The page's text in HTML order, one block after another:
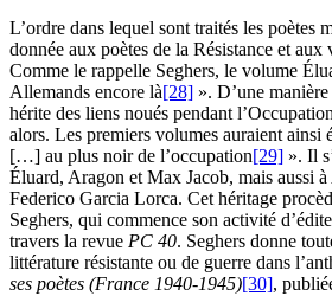
L’ordre dans lequel sont traités les poètes
donnée aux poètes de la Résistance et aux
Comme le rappelle Seghers, le volume
Allemands encore là[28] ». D’une
hérite des liens noués pendant
alors. Les premiers volumes auraient ainsi
[…] au plus noir de l’occupation[29] ». Il
Éluard, Aragon et Max Jacob, mais aussi
Federico Garcia Lorca. Cet héritage
Seghers, qui commence son activité
travers la revue PC 40. Seghers donne
littérature résistante ou de guerre dans
ses poètes (France 1940-1945)[30],